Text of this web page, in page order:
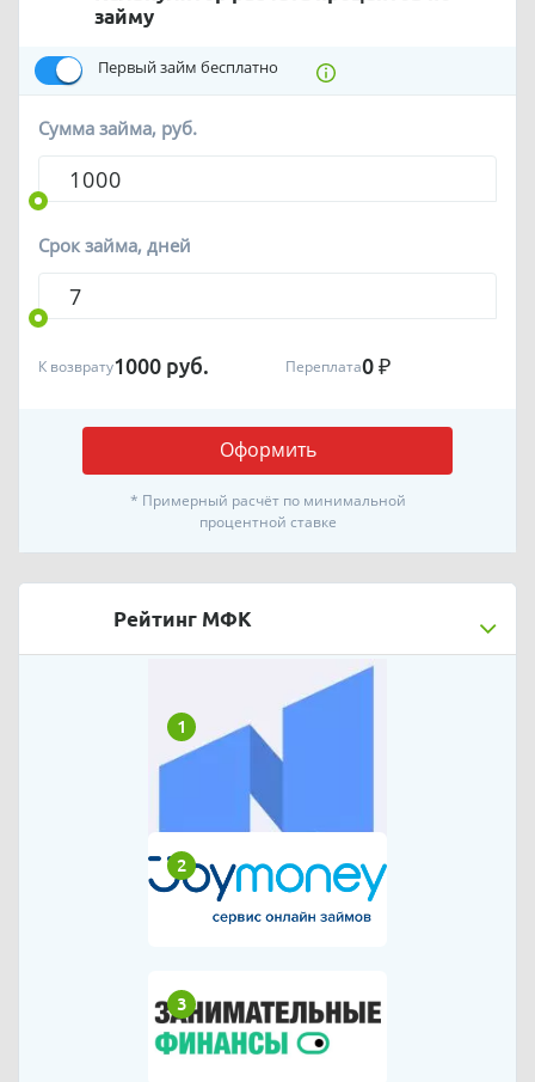
займу
Первый займ бесплатно
Сумма займа, руб.
Срок займа, дней
Оформить
К возврату1000 руб. Переплата0 ₽
* Примерный расчёт по минимальной
процентной ставке
Рейтинг МФК
1
2
3